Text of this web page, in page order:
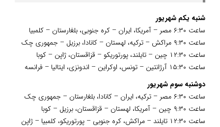
شنبه یکم شهریور
ساعت ۶:۳۰ مصر – آمریکا، ایران – کره جنوبی، بلغارستان – کلمبیا
ساعت ۹:۳۰ مراکش – ترکیه، لهستان – کانادا، برزیل – جمهوری چک
ساعت ۱۲:۳۰ چین – تایلند، پورتوریکو – قزاقستان، ژاپن – کوبا
ساعت ۱۵:۳۰ آرژانتین – تونس، اوکراین – اندونزی، ایتالیا – فرانسه
دوشنبه سوم شهریور
ساعت ۶:۳۰ مصر – ترکیه، ایران – کانادا،‌ بلغارستان – جمهوری چک
ساعت ۹:۳۰ چین – آمریکا، لهستان – قزاقستان، برزیل – کوبا
ساعت ۱۲:۳۰ تایلند – مراکش، کره جنوبی – پورتوریکو، کلمبیا – ژاپن